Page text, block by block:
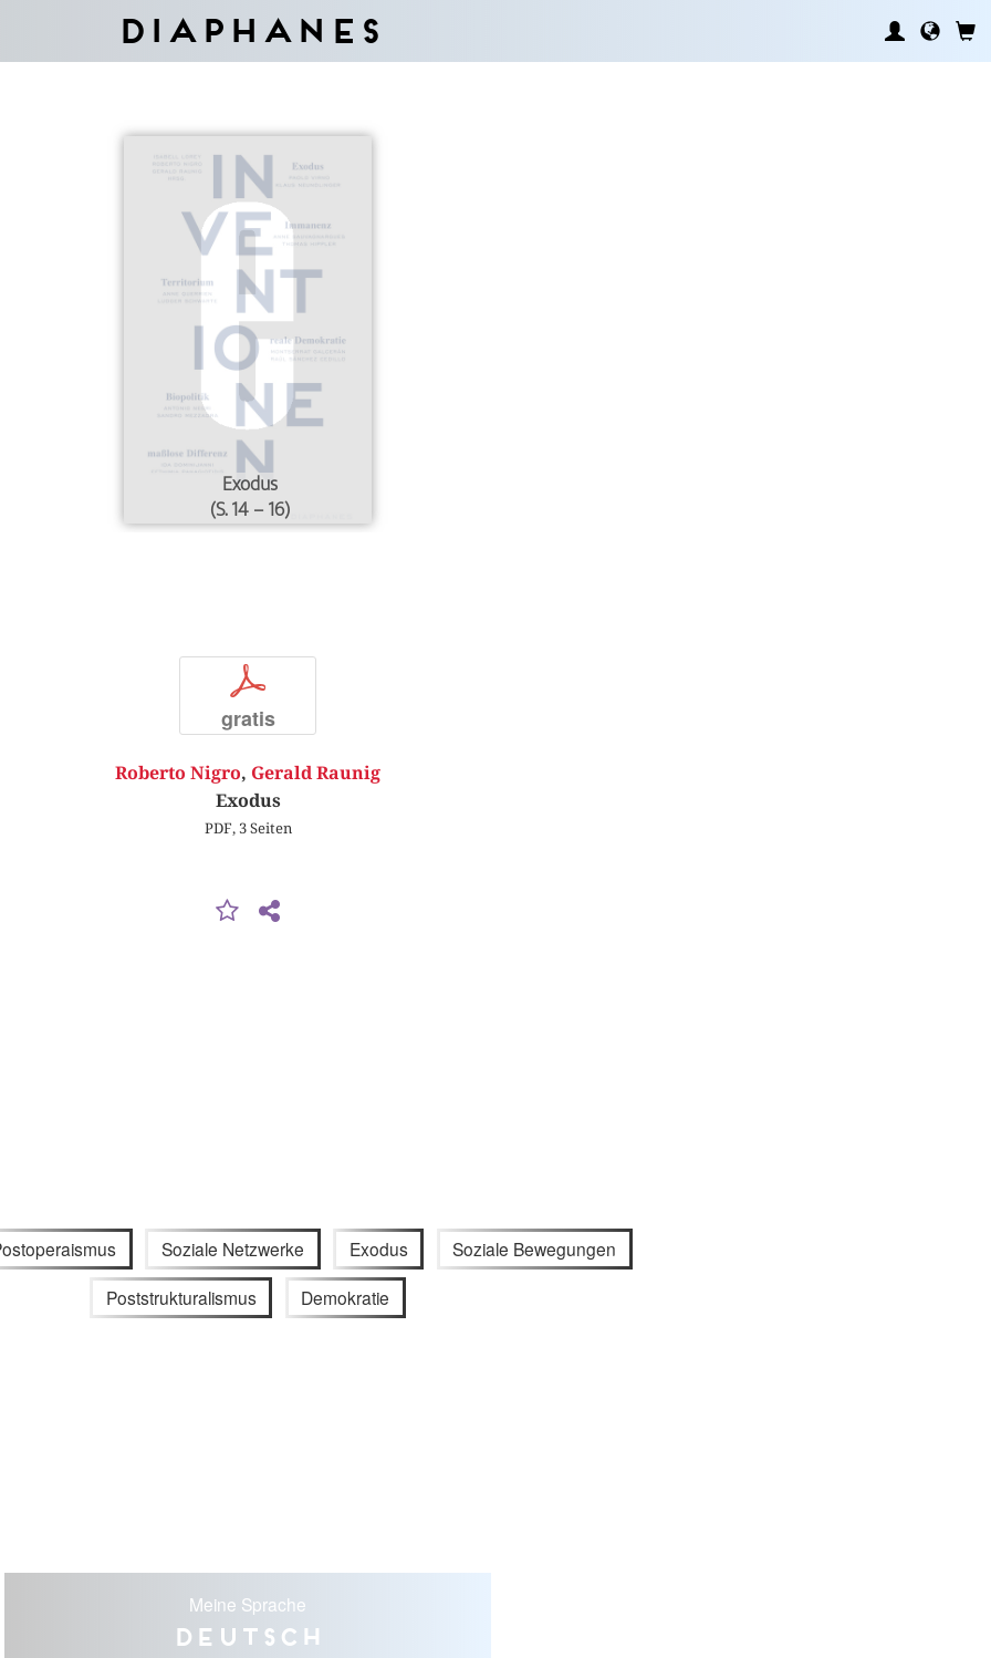
Diaphanes
Exodus
(S. 14 – 16)
p
gratis
Roberto Nigro, Gerald Raunig
Exodus
PDF, 3 Seiten
Soziale Netzwerke Exodus Soziale Bewegungen
Poststrukturalismus Demokratie
Meine Sprache
Deutsch